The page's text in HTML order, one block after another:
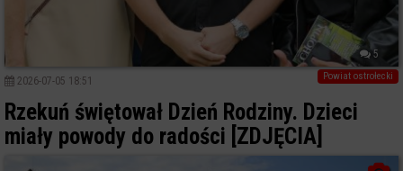
5
Powiat ostrołecki
2026-07-05 18:51
Rzekuń świętował Dzień Rodziny. Dzieci
miały powody do radości [ZDJĘCIA]